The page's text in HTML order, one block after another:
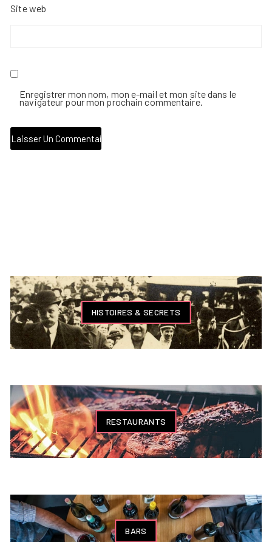
Site web
Enregistrer mon nom, mon e-mail et mon site dans le
navigateur pour mon prochain commentaire.
HISTOIRES & SECRETS
RESTAURANTS
BARS